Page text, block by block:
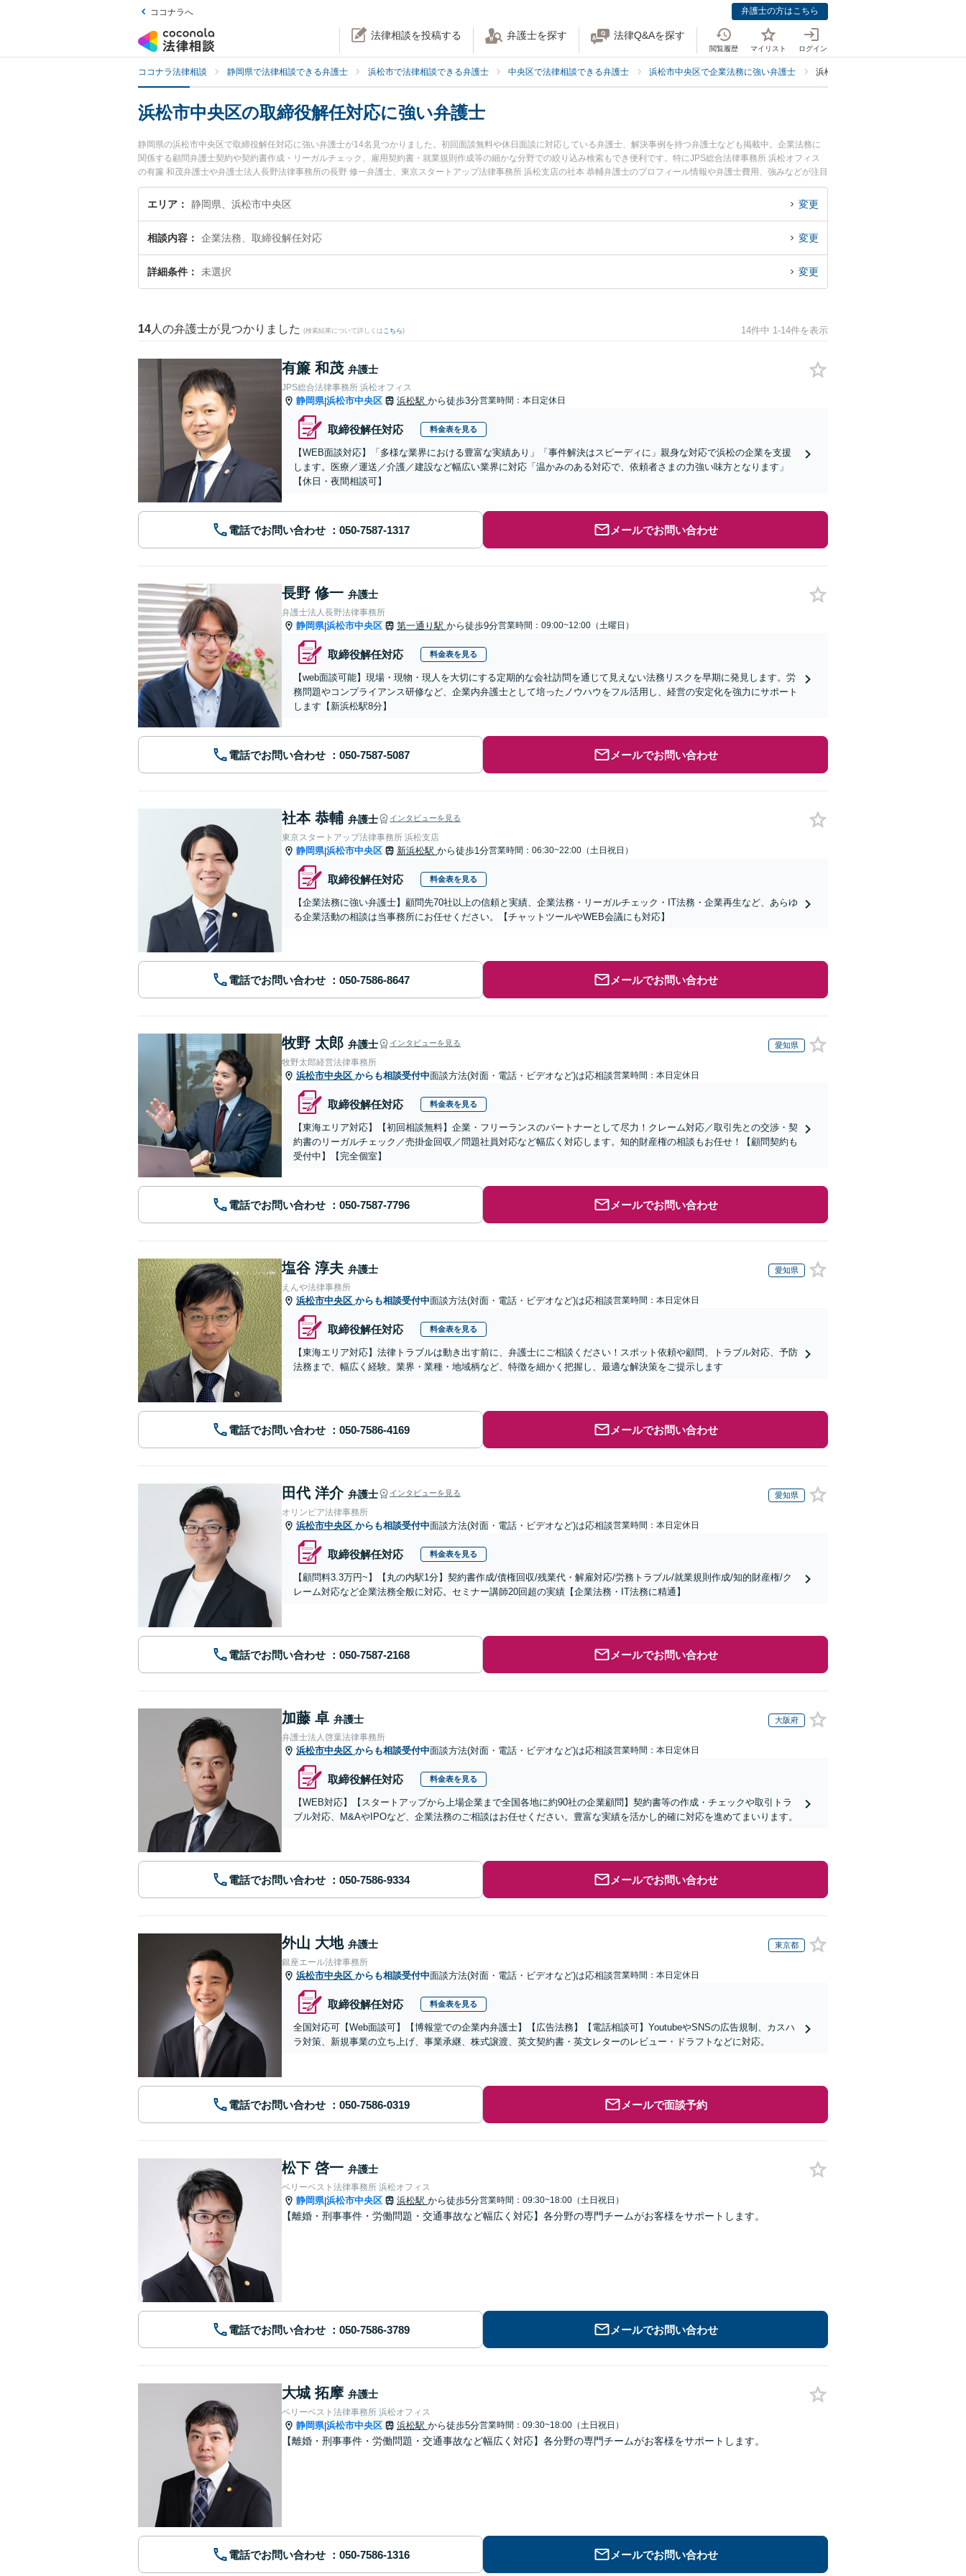
ココナラへ 弁護士の方はこちら
法律相談を投稿する 弁護士を探す 法律Q&Aを探す
閲覧履歴 マイリスト ログイン
ココナラ法律相談 静岡県で法律相談できる弁護士 浜松市で法律相談できる弁護士 中央区で法律相談できる弁護士 浜松市中央区で企業法務に強い弁護士 浜松市中央区で取締役解任対応に強い
浜松市中央区の取締役解任対応に強い弁護士
静岡県の浜松市中央区で取締役解任対応に強い弁護士が14名見つかりました。初回面談無料や休日面談に対応している弁護士、解決事例を持つ弁護士なども掲載中。企業法務に
関係する顧問弁護士契約や契約書作成・リーガルチェック、雇用契約書・就業規則作成等の細かな分野での絞り込み検索もでき便利です。特にJPS総合法律事務所 浜松オフィス
の有簾 和茂弁護士や弁護士法人長野法律事務所の長野 修一弁護士、東京スタートアップ法律事務所 浜松支店の社本 恭輔弁護士のプロフィール情報や弁護士費用、強みなどが注目
されています。『浜松市中央区で土日や夜間に発生した取締役解任対応のトラブルを今すぐに弁護士に相談したい』『取締役解任対応のトラブル解決の実績豊富な近くの弁護士を
検索したい』『初回相談無料で取締役解任対応を法律相談できる浜松市中央区内の弁護士に相談予約したい』などでお困りの相談者さんにおすすめです。
エリア 静岡県、浜松市中央区 変更
相談内容 企業法務、取締役解任対応 変更
詳細条件 未選択 変更
14 人の弁護士が見つかりました (検索結果について詳しくは こちら) 14件中 1-14件を表示
有簾 和茂 弁護士
JPS総合法律事務所 浜松オフィス
静岡県|浜松市中央区 浜松駅 から徒歩3分営業時間：本日定休日
取締役解任対応 料金表を見る
【WEB面談対応】「多様な業界における豊富な実績あり」「事件解決はスピーディに」親身な対応で浜松の企業を支援
します。医療／運送／介護／建設など幅広い業界に対応「温かみのある対応で、依頼者さまの力強い味方となります」
【休日・夜間相談可】
電話でお問い合わせ メールでお問い合わせ
長野 修一 弁護士
弁護士法人長野法律事務所
静岡県|浜松市中央区 第一通り駅 から徒歩9分営業時間：09:00~12:00（土曜日）
取締役解任対応 料金表を見る
【web面談可能】現場・現物・現人を大切にする定期的な会社訪問を通じて見えない法務リスクを早期に発見します。労
務問題やコンプライアンス研修など、企業内弁護士として培ったノウハウをフル活用し、経営の安定化を強力にサポート
します【新浜松駅8分】
電話でお問い合わせ メールでお問い合わせ
社本 恭輔 弁護士 インタビューを見る
東京スタートアップ法律事務所 浜松支店
静岡県|浜松市中央区 新浜松駅 から徒歩1分営業時間：06:30~22:00（土日祝日）
取締役解任対応 料金表を見る
【企業法務に強い弁護士】顧問先70社以上の信頼と実績、企業法務・リーガルチェック・IT法務・企業再生など、あらゆ
る企業活動の相談は当事務所にお任せください。【チャットツールやWEB会議にも対応】
電話でお問い合わせ メールでお問い合わせ
牧野 太郎 弁護士 インタビューを見る 愛知県
牧野太郎経営法律事務所
浜松市中央区 からも相談受付中面談方法(対面・電話・ビデオなど)は応相談営業時間：本日定休日
取締役解任対応 料金表を見る
【東海エリア対応】【初回相談無料】企業・フリーランスのパートナーとして尽力！クレーム対応／取引先との交渉・契
約書のリーガルチェック／売掛金回収／問題社員対応など幅広く対応します。知的財産権の相談もお任せ！【顧問契約も
受付中】【完全個室】
電話でお問い合わせ メールでお問い合わせ
塩谷 淳夫 弁護士 愛知県
えんや法律事務所
浜松市中央区 からも相談受付中面談方法(対面・電話・ビデオなど)は応相談営業時間：本日定休日
取締役解任対応 料金表を見る
【東海エリア対応】法律トラブルは動き出す前に、弁護士にご相談ください！スポット依頼や顧問、トラブル対応、予防
法務まで、幅広く経験。​​業界・業種・地域柄など、特徴を細かく把握し、最適な解決策をご提示します
電話でお問い合わせ メールでお問い合わせ
田代 洋介 弁護士 インタビューを見る 愛知県
オリンピア法律事務所
浜松市中央区 からも相談受付中面談方法(対面・電話・ビデオなど)は応相談営業時間：本日定休日
取締役解任対応 料金表を見る
【顧問料3.3万円~】【丸の内駅1分】契約書作成/債権回収/残業代・解雇対応/労務トラブル/就業規則作成/知的財産権/ク
レーム対応など企業法務全般に対応。セミナー講師20回超の実績【企業法務・IT法務に精通】
電話でお問い合わせ メールでお問い合わせ
加藤 卓 弁護士 大阪府
弁護士法人啓葉法律事務所
浜松市中央区 からも相談受付中面談方法(対面・電話・ビデオなど)は応相談営業時間：本日定休日
取締役解任対応 料金表を見る
【WEB対応】【スタートアップから上場企業まで全国各地に約90社の企業顧問】契約書等の作成・チェックや取引トラ
ブル対応、M&AやIPOなど、企業法務のご相談はお任せください。豊富な実績を活かし的確に対応を進めてまいります。
電話でお問い合わせ メールでお問い合わせ
外山 大地 弁護士 東京都
銀座エール法律事務所
浜松市中央区 からも相談受付中面談方法(対面・電話・ビデオなど)は応相談営業時間：本日定休日
取締役解任対応 料金表を見る
全国対応可【Web面談可】【博報堂での企業内弁護士】【広告法務】【電話相談可】YoutubeやSNSの広告規制、カスハ
ラ対策、新規事業の立ち上げ、事業承継、株式譲渡、英文契約書・英文レターのレビュー・ドラフトなどに対応。
電話でお問い合わせ メールで面談予約
松下 啓一 弁護士
ベリーベスト法律事務所 浜松オフィス
静岡県|浜松市中央区 浜松駅 から徒歩5分営業時間：09:30~18:00（土日祝日）
【離婚・刑事事件・労働問題・交通事故など幅広く対応】各分野の専門チームがお客様をサポートします。
電話でお問い合わせ メールでお問い合わせ
大城 拓摩 弁護士
ベリーベスト法律事務所 浜松オフィス
静岡県|浜松市中央区 浜松駅 から徒歩5分営業時間：09:30~18:00（土日祝日）
【離婚・刑事事件・労働問題・交通事故など幅広く対応】各分野の専門チームがお客様をサポートします。
電話でお問い合わせ メールでお問い合わせ